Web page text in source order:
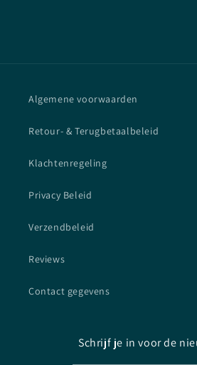
Algemene voorwaarden
Retour- & Terugbetaalbeleid
Klachtenregeling
Privacy Beleid
Verzendbeleid
Reviews
Contact gegevens
Schrijf je in voor de